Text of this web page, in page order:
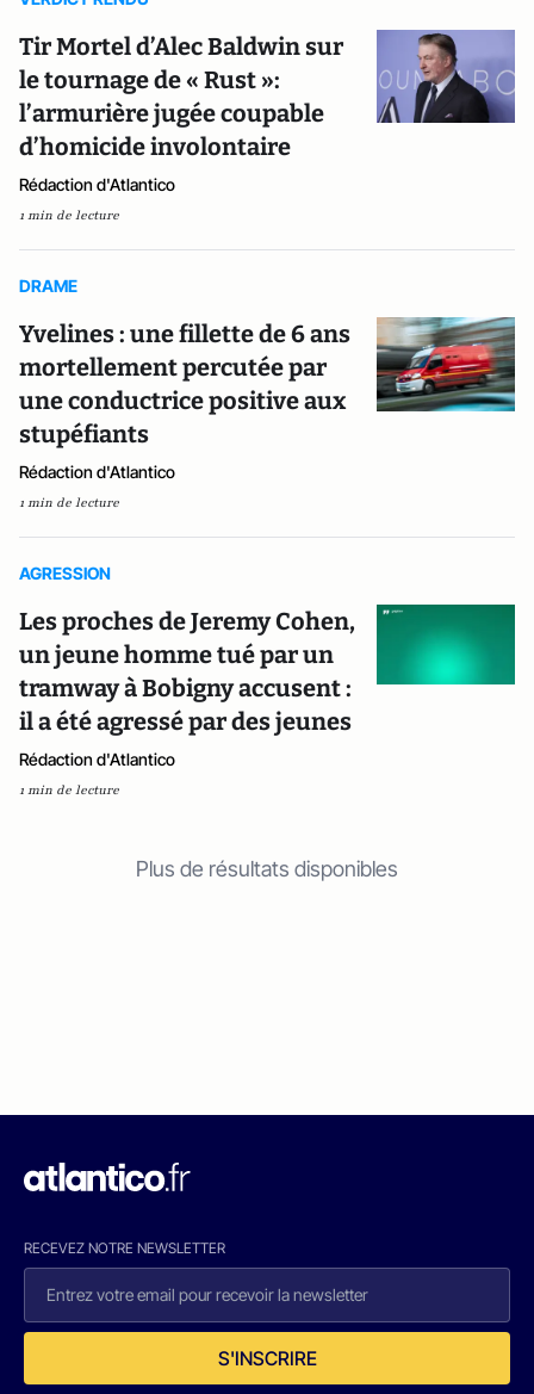
Tir Mortel d’Alec Baldwin sur
le tournage de « Rust »:
l’armurière jugée coupable
d’homicide involontaire
Rédaction d'Atlantico
1 min de lecture
DRAME
Yvelines : une fillette de 6 ans
mortellement percutée par
une conductrice positive aux
stupéfiants
Rédaction d'Atlantico
1 min de lecture
AGRESSION
Les proches de Jeremy Cohen,
un jeune homme tué par un
tramway à Bobigny accusent :
il a été agressé par des jeunes
Rédaction d'Atlantico
1 min de lecture
Plus de résultats disponibles
RECEVEZ NOTRE NEWSLETTER
S'INSCRIRE